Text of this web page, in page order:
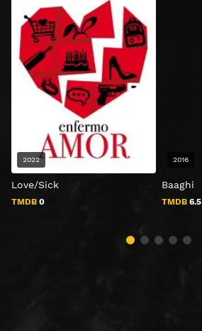
Love/Sick
TMDB 0
2022
Baaghi
TMDB 6.5
2016